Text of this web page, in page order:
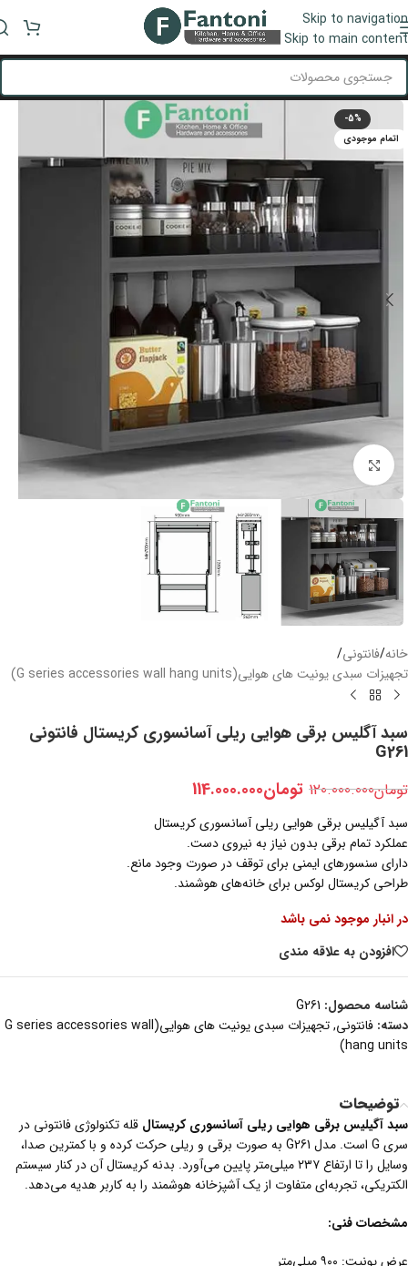
Skip to navigation
Skip to main content
منو
-5%
اتمام موجودی
بزرگنمایی تصویر
خانه/فانتونی/
تجهیزات سبدی یونیت های هوایی(G series accessories wall hang units)
سبد آگلیس برقی هوایی ریلی آسانسوری کریستال فانتونی
G261
تومان120.000.000 تومان114.000.000
سبد آگیلیس برقی هوایی ریلی آسانسوری کریستال
عملکرد تمام برقی بدون نیاز به نیروی دست.
دارای سنسورهای ایمنی برای توقف در صورت وجود مانع.
طراحی کریستال لوکس برای خانه‌های هوشمند.
در انبار موجود نمی باشد
افزودن به علاقه مندی
شناسه محصول: G261
دسته: فانتونی,
تجهیزات سبدی یونیت های هوایی(G series accessories wall
hang units)
توضیحات
سبد آگیلیس برقی هوایی ریلی آسانسوری کریستال قله تکنولوژی فانتونی در
سری G است. مدل G261 به صورت برقی و ریلی حرکت کرده و با کمترین صدا،
وسایل را تا ارتفاع ۲۳۷ میلی‌متر پایین می‌آورد. بدنه کریستال آن در کنار سیستم
الکتریکی، تجربه‌ای متفاوت از یک آشپزخانه هوشمند را به کاربر هدیه می‌دهد.
مشخصات فنی:
عرض یونیت: ۹۰۰ میلی‌متر